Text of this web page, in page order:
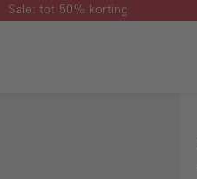
Sale: tot 50% korting